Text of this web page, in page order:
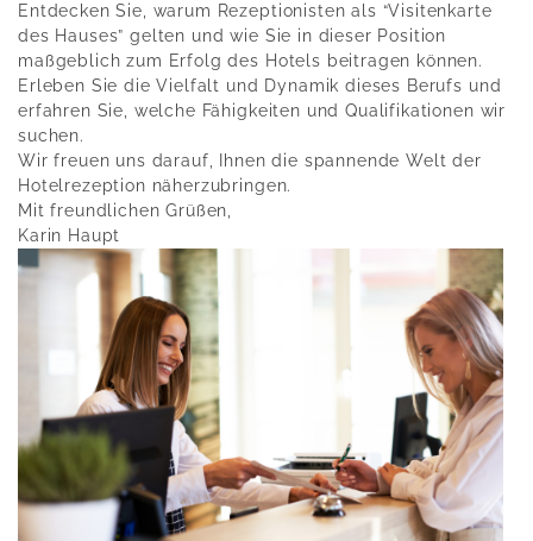
Entdecken Sie, warum Rezeptionisten als “Visitenkarte
des Hauses” gelten und wie Sie in dieser Position
maßgeblich zum Erfolg des Hotels beitragen können.
Erleben Sie die Vielfalt und Dynamik dieses Berufs und
erfahren Sie, welche Fähigkeiten und Qualifikationen wir
suchen.
Wir freuen uns darauf, Ihnen die spannende Welt der
Hotelrezeption näherzubringen.
Mit freundlichen Grüßen,
Karin Haupt